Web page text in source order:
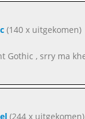
(140 x uitgekomen)
Gothic , srry ma
(244 x uitgekomen)